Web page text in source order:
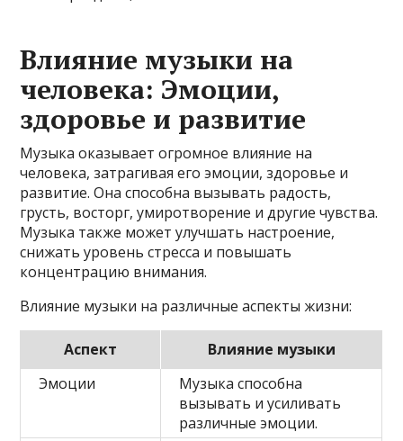
Влияние музыки на
человека: Эмоции,
здоровье и развитие
Музыка оказывает огромное влияние на
человека, затрагивая его эмоции, здоровье и
развитие. Она способна вызывать радость,
грусть, восторг, умиротворение и другие чувства.
Музыка также может улучшать настроение,
снижать уровень стресса и повышать
концентрацию внимания.
Влияние музыки на различные аспекты жизни:
Аспект
Влияние музыки
Эмоции
Музыка способна
вызывать и усиливать
различные эмоции.